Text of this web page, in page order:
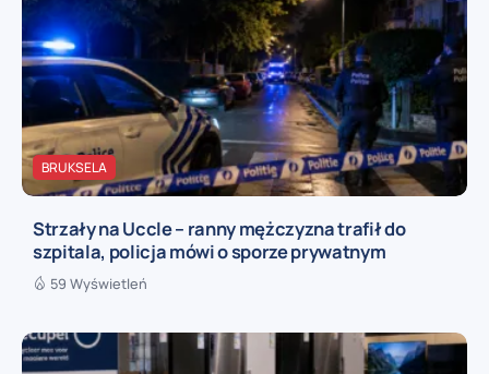
BRUKSELA
Strzały na Uccle – ranny mężczyzna trafił do
szpitala, policja mówi o sporze prywatnym
59 Wyświetleń